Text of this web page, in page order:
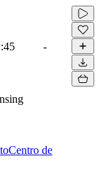
-
Centro de